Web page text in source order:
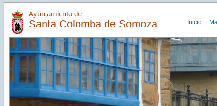
Ayuntamiento de
Santa Colomba de Somoza Inicio